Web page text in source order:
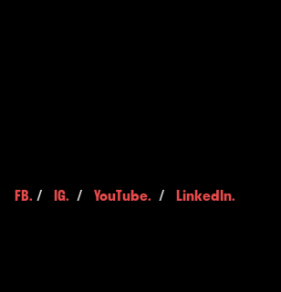
FB. / IG. / YouTube. / LinkedIn.